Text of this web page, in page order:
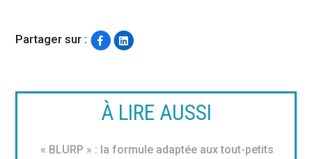
Partager sur :
À LIRE AUSSI
« BLURP » : la formule adaptée aux tout-petits